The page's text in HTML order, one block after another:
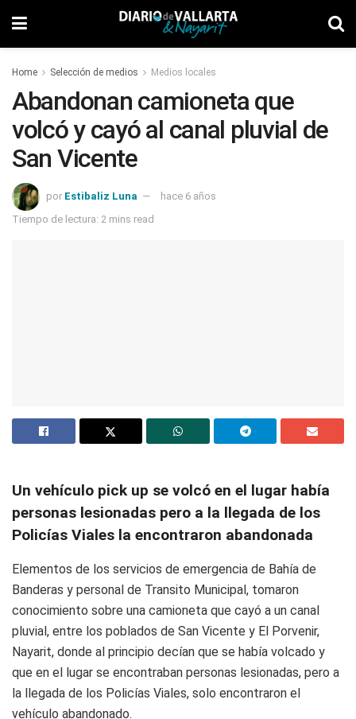
Home Selección de medios Medios locales
Abandonan camioneta que
volcó y cayó al canal pluvial de
San Vicente
por Estibaliz Luna
hace 6 años
Tiempo de lectura: 2 mins read
Un vehículo pick up se volcó en el lugar había
personas lesionadas pero a la llegada de los
Policías Viales la encontraron abandonada
Elementos de los servicios de emergencia de Bahía de
Banderas y personal de Transito Municipal, tomaron
conocimiento sobre una camioneta que cayó a un canal
pluvial, entre los poblados de San Vicente y El Porvenir,
Nayarit, donde al principio decían que se había volcado y
que en el lugar se encontraban personas lesionadas, pero a
la llegada de los Policías Viales, solo encontraron el
vehículo abandonado.